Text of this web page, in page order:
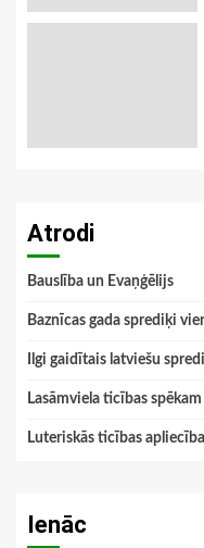
Atrodi
Bauslība un Evaņģēlijs
Baznīcas gada sprediķi
Ilgi gaidītais latviešu
Lasāmviela ticības spēkam
Luteriskās ticības
Ienāc